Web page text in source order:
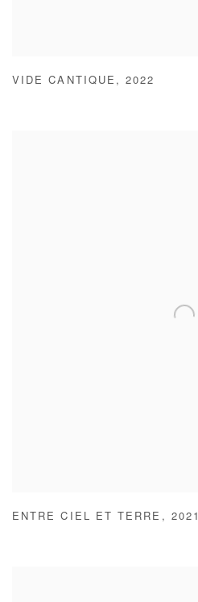
VIDE CANTIQUE ,2022
ENTRE CIEL ET TERRE , 2021